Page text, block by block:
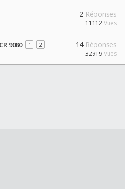
2 Réponses
11112Vues
9080 1
2
14 Réponses
32919Vues